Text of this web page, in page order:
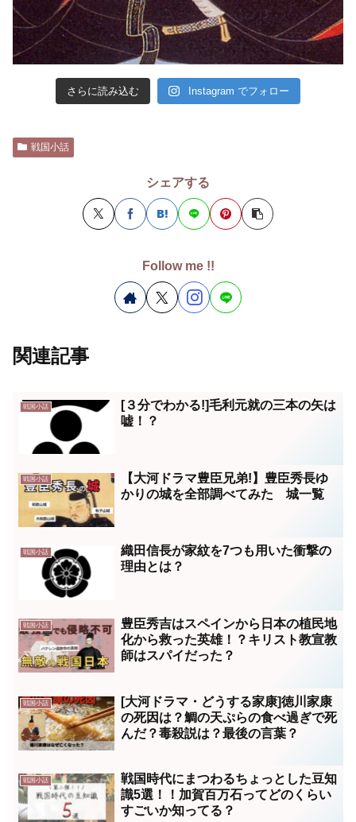
さらに読み込む Instagram でフォロー
戦国小話
シェアする
Follow me !!
関連記事
戦国小話
[３分でわかる!]毛利元就の三本の矢は
嘘！？
戦国小話
【大河ドラマ豊臣兄弟!】豊臣秀長ゆ
かりの城を全部調べてみた 城一覧
戦国小話
織田信長が家紋を7つも用いた衝撃の
理由とは？
戦国小話
豊臣秀吉はスペインから日本の植民地
化から救った英雄！？キリスト教宣教
師はスパイだった？
戦国小話
[大河ドラマ・どうする家康]徳川家康
の死因は？鯛の天ぷらの食べ過ぎで死
んだ？毒殺説は？最後の言葉？
戦国小話
戦国時代にまつわるちょっとした豆知
識5選！！加賀百万石ってどのくらい
すごいか知ってる？